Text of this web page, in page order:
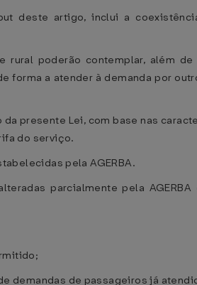
deste artigo, inclui a
poderão contemplar, além
forma a atender à demanda por
presente Lei, com base nas
do serviço.
pela AGERBA.
parcialmente pela
demandas de passageiros já